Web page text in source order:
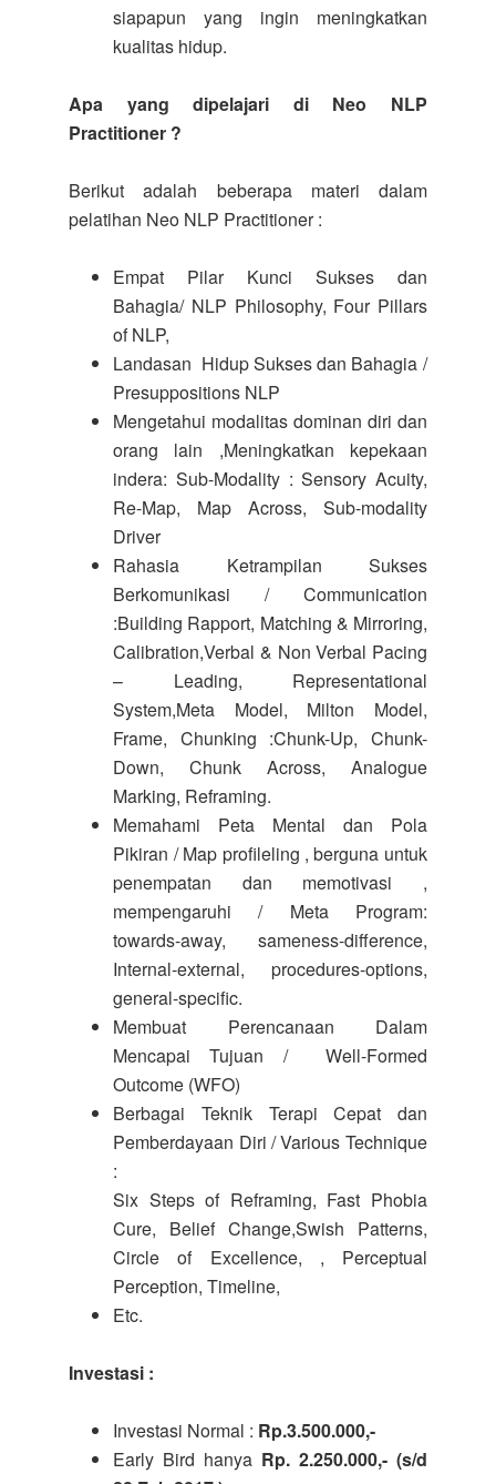
siapapun yang ingin meningkatkan
kualitas hidup.
Apa yang dipelajari di Neo NLP
Practitioner ?
Berikut adalah beberapa materi dalam
pelatihan Neo NLP Practitioner :
Empat Pilar Kunci Sukses dan
Bahagia/ NLP Philosophy, Four Pillars
of NLP,
Landasan Hidup Sukses dan Bahagia /
Presuppositions NLP
Mengetahui modalitas dominan diri dan
orang lain ,Meningkatkan kepekaan
indera: Sub-Modality : Sensory Acuity,
Re-Map, Map Across, Sub-modality
Driver
Rahasia Ketrampilan Sukses
Berkomunikasi / Communication
:Building Rapport, Matching & Mirroring,
Calibration,Verbal & Non Verbal Pacing
– Leading, Representational
System,Meta Model, Milton Model,
Frame, Chunking :Chunk-Up, Chunk-
Down, Chunk Across, Analogue
Marking, Reframing.
Memahami Peta Mental dan Pola
Pikiran / Map profileling , berguna untuk
penempatan dan memotivasi ,
mempengaruhi / Meta Program:
towards-away, sameness-difference,
Internal-external, procedures-options,
general-specific.
Membuat Perencanaan Dalam
Mencapai Tujuan / Well-Formed
Outcome (WFO)
Berbagai Teknik Terapi Cepat dan
Pemberdayaan Diri / Various Technique
:
Six Steps of Reframing, Fast Phobia
Cure, Belief Change,Swish Patterns,
Circle of Excellence, , Perceptual
Perception, Timeline,
Etc.
Investasi :
Investasi Normal : Rp.3.500.000,-
Early Bird hanya Rp. 2.250.000,- (s/d